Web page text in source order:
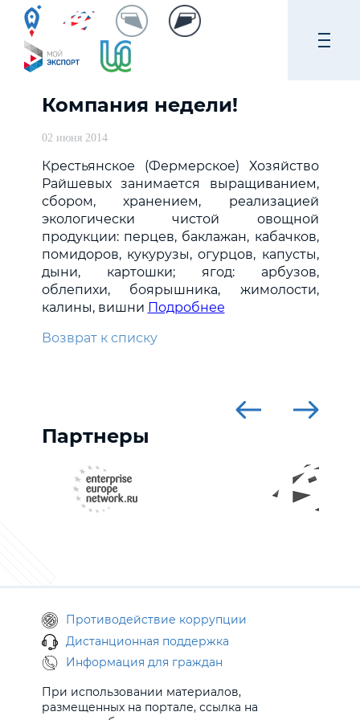
Компания недели!
02 июня 2014
Крестьянское (Фермерское) Хозяйство
Райшевых занимается выращиванием,
сбором, хранением, реализацией
экологически чистой овощной
продукции: перцев, баклажан, кабачков,
помидоров, кукурузы, огурцов, капусты,
дыни, картошки; ягод: арбузов,
облепихи, боярышника, жимолости,
калины, вишни Подробнее
Возврат к списку
Партнеры
Противодействие коррупции
Дистанционная поддержка
Информация для граждан
При использовании материалов,
размещенных на портале, ссылка на